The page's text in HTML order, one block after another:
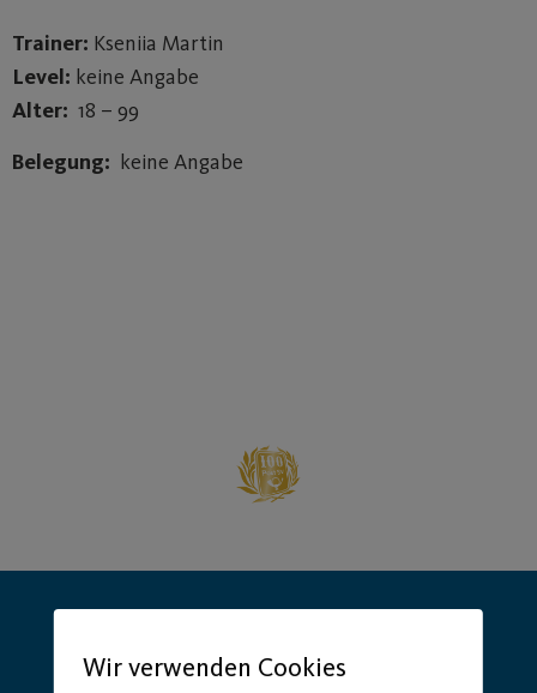
Trainer: Kseniia Martin
Level: keine Angabe
Alter: 18 – 99
Belegung: keine Angabe
Wir verwenden Cookies